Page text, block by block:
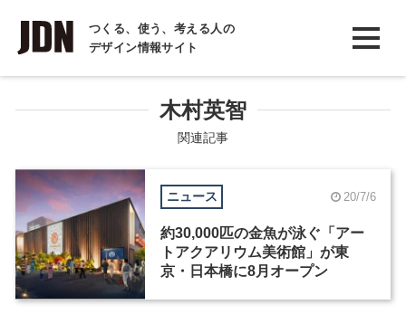
つくる、使う、考える人の
デザイン情報サイト
INTERVIEW
インタビュー
COLUMN
コラム
木村英智
関連記事
ニュース 20/7/6
約30,000匹の金魚が泳ぐ「アー
トアクアリウム美術館」が東
京・日本橋に8月オープン